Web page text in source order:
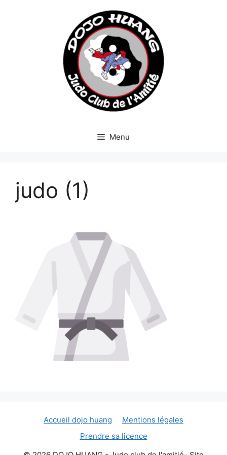
Menu
judo (1)
Accueil dojo huang
Mentions légales
Prendre sa licence